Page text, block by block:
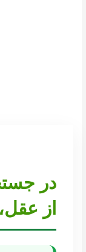
در
از